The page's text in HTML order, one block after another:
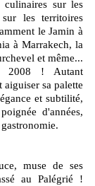
culinaires sur les
les territoires
le Jamin à
à Marrakech, la
et même...
2008 ! Autant
sa palette
et subtilité,
d'années,
muse de ses
au Palégrié !